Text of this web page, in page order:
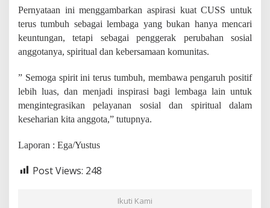
Pernyataan ini menggambarkan aspirasi kuat CUSS untuk
terus tumbuh sebagai lembaga yang bukan hanya mencari
keuntungan, tetapi sebagai penggerak perubahan sosial
anggotanya, spiritual dan kebersamaan komunitas.
” Semoga spirit ini terus tumbuh, membawa pengaruh positif
lebih luas, dan menjadi inspirasi bagi lembaga lain untuk
mengintegrasikan pelayanan sosial dan spiritual dalam
keseharian kita anggota,” tutupnya.
Laporan : Ega/Yustus
Post Views: 248
Ikuti Kami